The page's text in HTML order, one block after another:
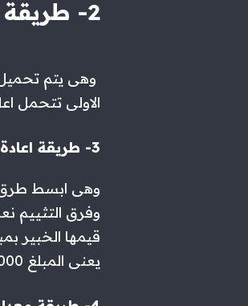
2- طريقة القسط المتناقص
وهى يتم تحميل
الاولى تتحمل
3- طريقة اعادة التقدير
وهى ابسط طرق
يعنى المبلغ 5000